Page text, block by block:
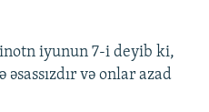
iyunun 7-i deyib ki,
və onlar azad